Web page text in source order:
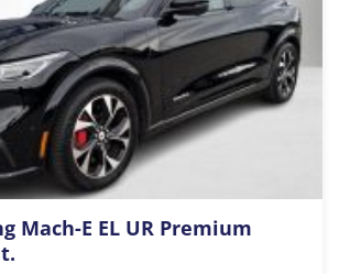
Mach-E EL UR Premium